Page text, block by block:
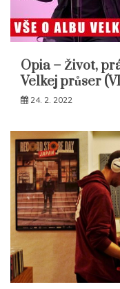
Opia – Život,
Velkej průser
24. 2. 2022